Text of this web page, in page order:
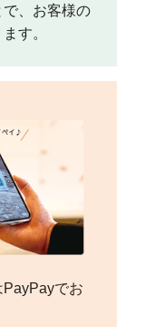
、お客様の
す。
でお